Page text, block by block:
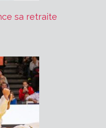
sa retraite